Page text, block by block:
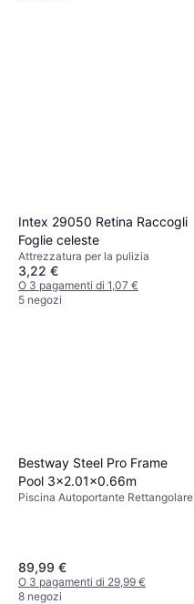
Intex 29050 Retina Raccogli
Foglie celeste
Attrezzatura per la pulizia
3,22 €
O 3 pagamenti di 1,07 €
5 negozi
Bestway Steel Pro Frame
Pool 3x2.01x0.66m
Piscina Autoportante Rettangolare
89,99 €
O 3 pagamenti di 29,99 €
8 negozi